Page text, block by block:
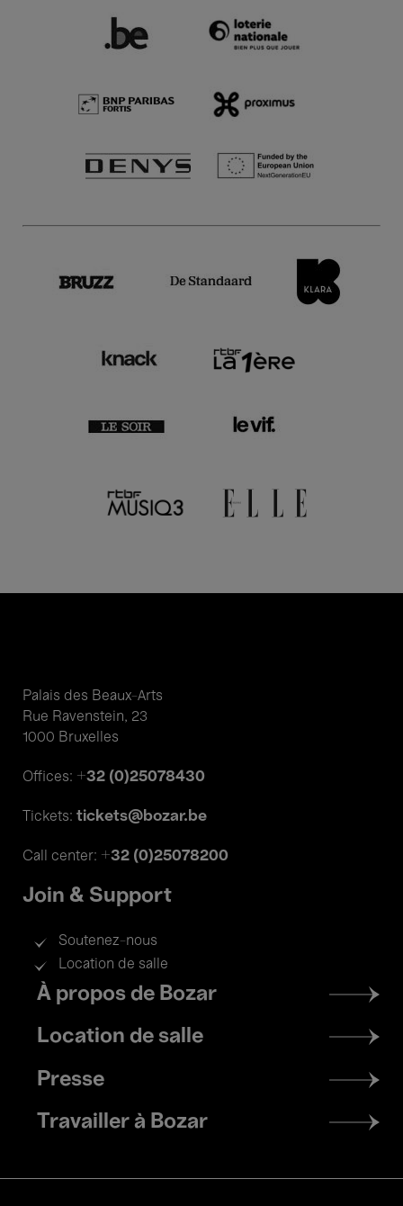
Palais des Beaux-Arts
Rue Ravenstein, 23
1000 Bruxelles
Offices: +32 (0)25078430
Tickets: tickets@bozar.be
Call center: +32 (0)25078200
Join & Support
Soutenez-nous
Location de salle
Footer
menu
À propos de Bozar
Location de salle
Presse
Travailler à Bozar